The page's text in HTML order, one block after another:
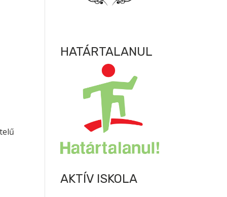
ű
HATÁRTALANUL
AKTÍV ISKOLA